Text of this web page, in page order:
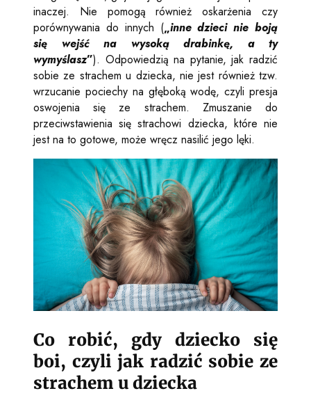
inaczej. Nie pomogą również oskarżenia czy
porównywania do innych („inne dzieci nie boją
się wejść na wysoką drabinkę, a ty
wymyślasz”). Odpowiedzią na pytanie, jak radzić
sobie ze strachem u dziecka, nie jest również tzw.
wrzucanie pociechy na głęboką wodę, czyli presja
oswojenia się ze strachem. Zmuszanie do
przeciwstawienia się strachowi dziecka, które nie
jest na to gotowe, może wręcz nasilić jego lęki.
Co robić, gdy dziecko się
boi, czyli jak radzić sobie ze
strachem u dziecka